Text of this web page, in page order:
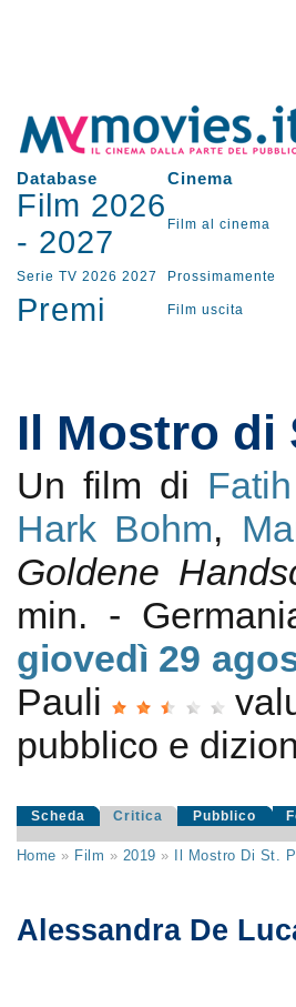
Database Cinema
Film 2026
- 2027 Film al cinema
Serie TV 2026 2027 Prossimamente
Premi Film uscita
Il Mostro di
Un film di
Hark Bohm,
Goldene
min. -
giovedì 29
Pauli
pubblico e
Scheda Critica Pubblico
Home » Film » 2019 » Il Mostro Di St.
Alessandra De